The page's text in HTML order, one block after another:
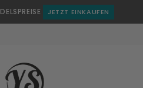
JETZT EINKAUFEN